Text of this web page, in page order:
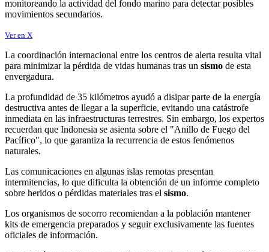
monitoreando la actividad del fondo marino para detectar posibles
movimientos secundarios.
Ver en X
La coordinación internacional entre los centros de alerta resulta vital
para minimizar la pérdida de vidas humanas tras un sismo de esta
envergadura.
La profundidad de 35 kilómetros ayudó a disipar parte de la energía
destructiva antes de llegar a la superficie, evitando una catástrofe
inmediata en las infraestructuras terrestres. Sin embargo, los expertos
recuerdan que Indonesia se asienta sobre el "Anillo de Fuego del
Pacífico", lo que garantiza la recurrencia de estos fenómenos
naturales.
Las comunicaciones en algunas islas remotas presentan
intermitencias, lo que dificulta la obtención de un informe completo
sobre heridos o pérdidas materiales tras el sismo.
Los organismos de socorro recomiendan a la población mantener
kits de emergencia preparados y seguir exclusivamente las fuentes
oficiales de información.